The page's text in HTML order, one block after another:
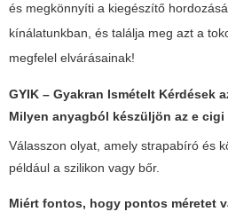
és megkönnyíti a kiegészítő
kínálatunkban, és találja meg azt a
megfelel elvárásainak!
GYIK – Gyakran Ismételt Kérdések
Milyen anyagból készüljön az e cigi
Válasszon olyat, amely strapabíró és
például a szilikon vagy bőr.
Miért fontos, hogy pontos méretet